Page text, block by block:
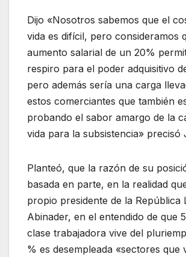
Dijo «Nosotros sabemos que el
vida es difícil, pero consideramos
aumento salarial de un 20%
respiro para el poder adquisitivo
pero además sería una carga
estos comerciantes que también
probando el sabor amargo de la
vida para la subsistencia» precisó
Planteó, que la razón de su
basada en parte, en la realidad
propio presidente de la República
Abinader, en el entendido de que
clase trabajadora vive del
% es desempleada «sectores que